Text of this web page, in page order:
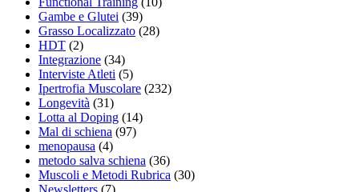
Gambe e Glutei (39)
Grasso Localizzato (28)
HDT (2)
Integrazione (34)
Interviste Atleti (5)
Ipertrofia Muscolare (232)
Longevità (31)
Lotta al Doping (14)
Mal di schiena (97)
menopausa (4)
metodo salva schiena (36)
Muscoli e Metodi Rubrica (30)